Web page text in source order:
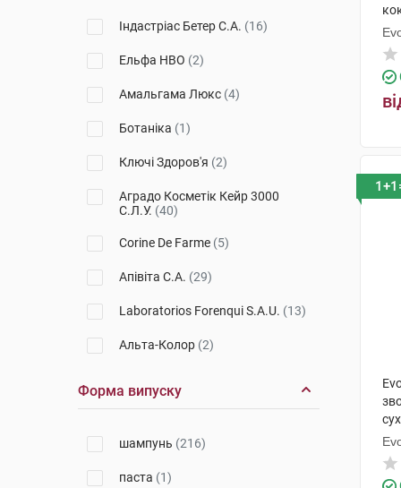
Alma K.(4)
Babe Laboratorios(1)
MartiDerm(4)
Noreva(1)
Nuxe(3)
Phytocyane
Forte(1)
Індастріас Бетер С.А. (16)
Ельфа НВО (2)
Амальгама Люкс (4)
Ботаніка (1)
Ключі Здоров'я (2)
Аградо Косметік Кейр 3000
С.Л.У. (40)
Corine De Farme (5)
Апівіта С.А. (29)
Laboratorios Forenqui S.A.U. (13)
Альта-Колор (2)
ТЗМО СА(1)
Лабораторіес Сарбек
ФітоБіоТехнології
Форма випуску
шампунь (216)
паста (1)